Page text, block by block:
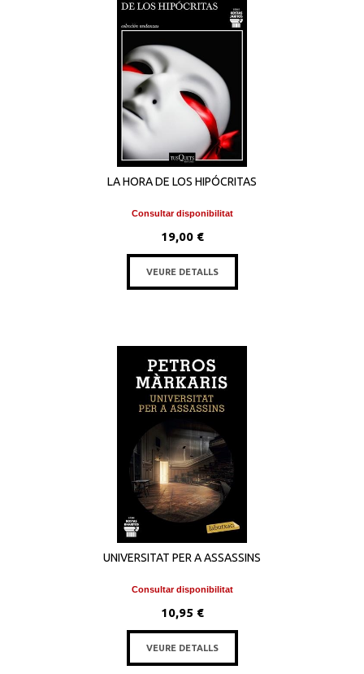
LA HORA DE LOS HIPÓCRITAS
Consultar disponibilitat
19,00 €
VEURE DETALLS
UNIVERSITAT PER A ASSASSINS
Consultar disponibilitat
10,95 €
VEURE DETALLS